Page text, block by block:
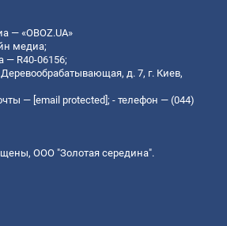
— «OBOZ.UA»
медиа;
— R40-06156;
д. 7, г. Киев,
— [email protected] ; - телефон — (044)
ООО "Золотая середина".